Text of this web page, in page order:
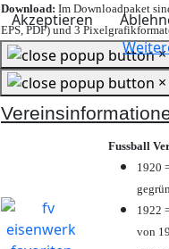
Akzeptieren
Download: Im Downloadpaket
EPS, PDF) und 3
×
×
Fussball
1920
1922
von